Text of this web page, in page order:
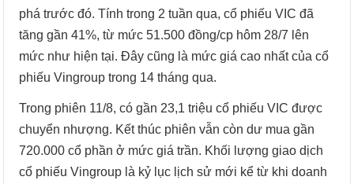
phá trước đó. Tính trong 2 tuần qua, cổ phiếu VIC đã
tăng gần 41%, từ mức 51.500 đồng/cp hôm 28/7 lên
mức như hiện tại. Đây cũng là mức giá cao nhất của cổ
phiếu Vingroup trong 14 tháng qua.
Trong phiên 11/8, có gần 23,1 triệu cổ phiếu VIC được
chuyển nhượng. Kết thúc phiên vẫn còn dư mua gần
720.000 cổ phần ở mức giá trần. Khối lượng giao dịch
cổ phiếu Vingroup là kỷ lục lịch sử mới kể từ khi doanh